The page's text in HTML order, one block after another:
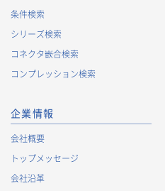
条件検索
シリーズ検索
コネクタ嵌合検索
コンプレッション検索
企業情報
会社概要
トップメッセージ
会社沿革